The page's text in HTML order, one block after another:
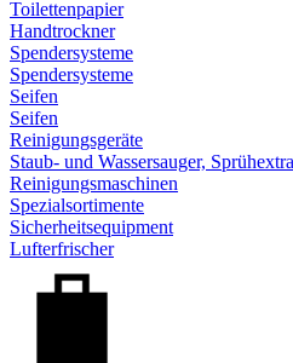
Toilettenpapier
Handtrockner
Spendersysteme
Spendersysteme
Seifen
Seifen
Reinigungsgeräte
Staub- und Wassersauger,
Reinigungsmaschinen
Spezialsortimente
Sicherheitsequipment
Lufterfrischer